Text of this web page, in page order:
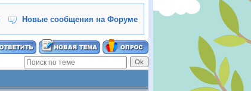
Новые сообщения на Форуме